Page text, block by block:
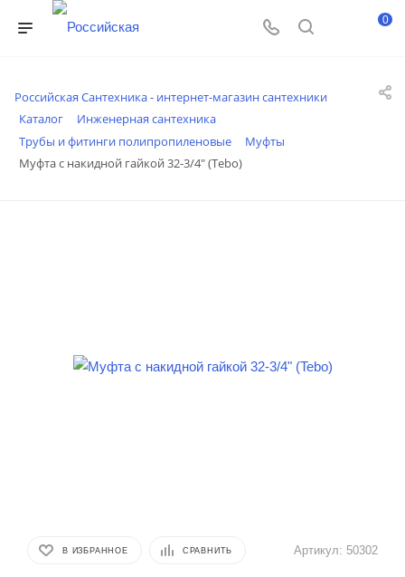
0
Российская Сантехника - интернет-магазин сантехники
Каталог
Инженерная сантехника
Трубы и фитинги полипропиленовые
Муфты
Муфта с накидной гайкой 32-3/4" (Tebo)
В ИЗБРАННОЕ СРАВНИТЬ Артикул: 50302